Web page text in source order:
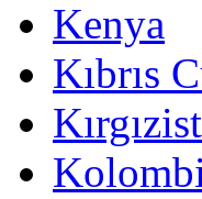
Kenya
Kıbrıs